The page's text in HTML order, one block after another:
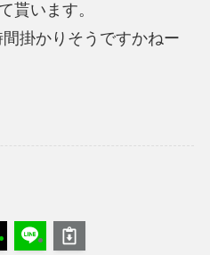
貰います。
掛かりそうですかねー